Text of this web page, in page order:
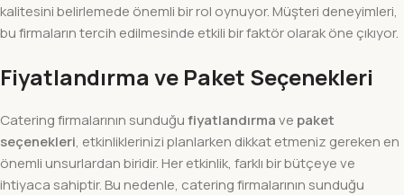
kalitesini belirlemede önemli bir rol oynuyor. Müşteri deneyimleri,
bu firmaların tercih edilmesinde etkili bir faktör olarak öne çıkıyor.
Fiyatlandırma ve Paket Seçenekleri
Catering firmalarının sunduğufiyatlandırmave paket
seçenekleri, etkinliklerinizi planlarken dikkat etmeniz gereken en
önemli unsurlardan biridir. Her etkinlik, farklı bir bütçeye ve
ihtiyaca sahiptir. Bu nedenle, catering firmalarının sunduğu